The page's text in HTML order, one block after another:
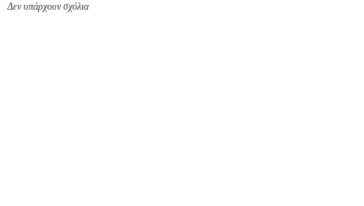
Δεν υπάρχουν σχόλια